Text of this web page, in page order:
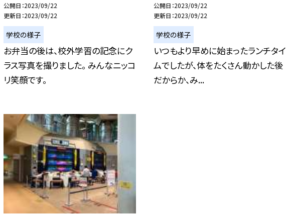
公開日 2023/09/22
更新日 2023/09/22
学校の様子
お弁当の後は、校外学習の記念にク
ラス写真を撮りました。 みんなニッコ
リ笑顔です。
公開日 2023/09/22
更新日 2023/09/22
学校の様子
いつもより早めに始まったランチタイ
ムでしたが、体をたくさん動かした後
だからか、み...